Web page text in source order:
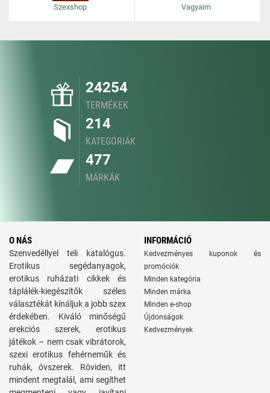
Szexshop Vagyaim
24254
TERMÉKEK
214
KATEGÓRIÁK
477
MÁRKÁK
O NÁS
Szenvedéllyel teli katalógus.
Erotikus segédanyagok,
erotikus ruházati cikkek és
táplálék-kiegészítők széles
választékát kínáljuk a jobb szex
érdekében. Kiváló minőségű
erekciós szerek, erotikus
játékok – nem csak vibrátorok,
szexi erotikus fehérneműk és
ruhák, óvszerek. Röviden, itt
mindent megtalál, ami segíthet
INFORMÁCIÓ
Kedvezményes kuponok és
promóciók
Minden kategória
Minden márka
Minden e-shop
Újdonságok
Kedvezmények